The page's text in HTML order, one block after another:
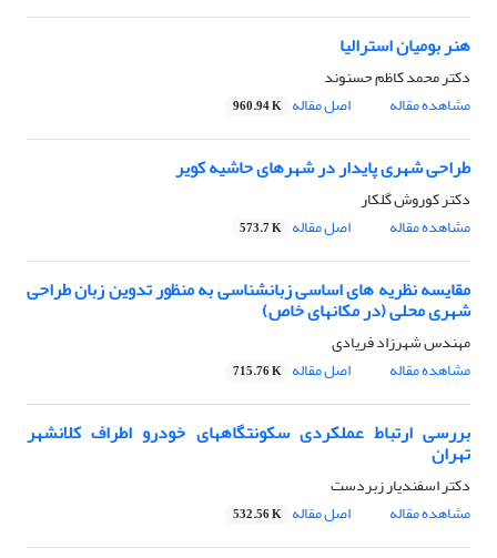
هنر بومیان استرالیا
دکتر محمد کاظم حسنوند
مشاهده مقاله
اصل مقاله 960.94 K
طراحی شهری پایدار در شهرهای حاشیه کویر
دکتر کوروش گلکار
مشاهده مقاله
اصل مقاله 573.7 K
مقایسه نظریه های اساسی زبانشناسی به منظور تدوین زبان طراحی
شهری محلی (در مکانهای خاص)
مهندس شهرزاد فریادی
مشاهده مقاله
اصل مقاله 715.76 K
بررسی ارتباط عملکردی سکونتگاههای خودرو اطراف کلانشهر
تهران
دکتر اسفندیار زبردست
مشاهده مقاله
اصل مقاله 532.56 K